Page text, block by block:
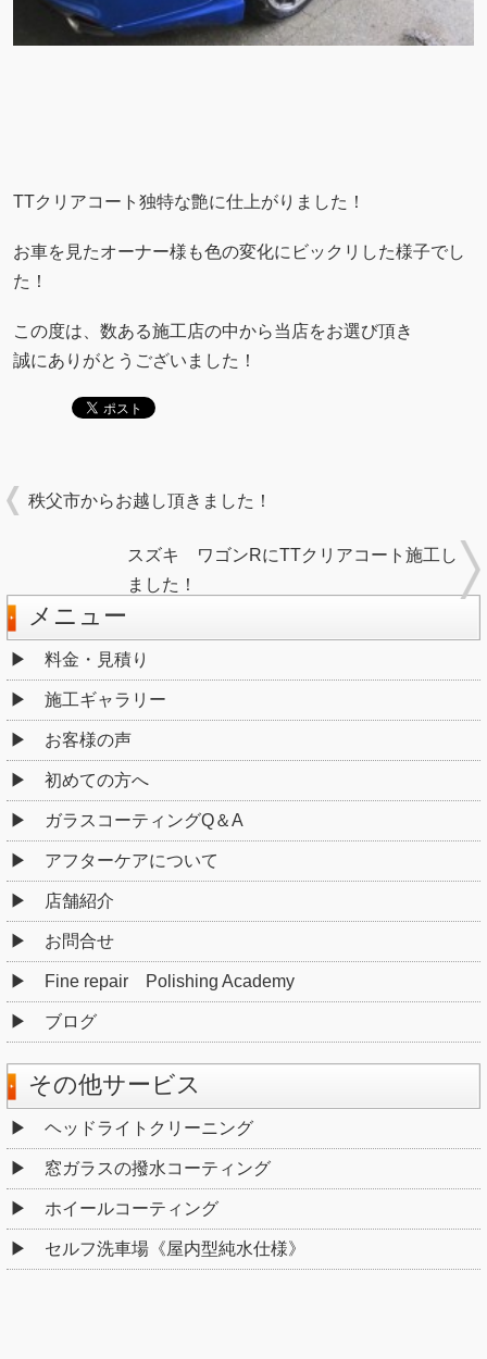
TTクリアコート独特な艶に仕上がりました！
お車を見たオーナー様も色の変化にビックリした様子でし
た！
この度は、数ある施工店の中から当店をお選び頂き
誠にありがとうございました！
秩父市からお越し頂きました！
スズキ ワゴンRにTTクリアコート施工し
ました！
メニュー
料金・見積り
施工ギャラリー
お客様の声
初めての方へ
ガラスコーティングQ＆A
アフターケアについて
店舗紹介
お問合せ
Fine repair Polishing Academy
ブログ
その他サービス
ヘッドライトクリーニング
窓ガラスの撥水コーティング
ホイールコーティング
セルフ洗車場《屋内型純水仕様》